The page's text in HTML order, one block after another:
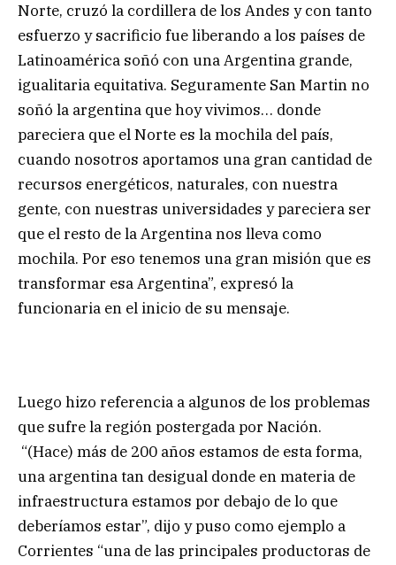
Norte, cruzó la cordillera de los Andes y con tanto
esfuerzo y sacrificio fue liberando a los países de
Latinoamérica soñó con una Argentina grande,
igualitaria equitativa. Seguramente San Martin no
soñó la argentina que hoy vivimos… donde
pareciera que el Norte es la mochila del país,
cuando nosotros aportamos una gran cantidad de
recursos energéticos, naturales, con nuestra
gente, con nuestras universidades y pareciera ser
que el resto de la Argentina nos lleva como
mochila. Por eso tenemos una gran misión que es
transformar esa Argentina”, expresó la
funcionaria en el inicio de su mensaje.
Luego hizo referencia a algunos de los problemas
que sufre la región postergada por Nación.
“(Hace) más de 200 años estamos de esta forma,
una argentina tan desigual donde en materia de
infraestructura estamos por debajo de lo que
deberíamos estar”, dijo y puso como ejemplo a
Corrientes “una de las principales productoras de